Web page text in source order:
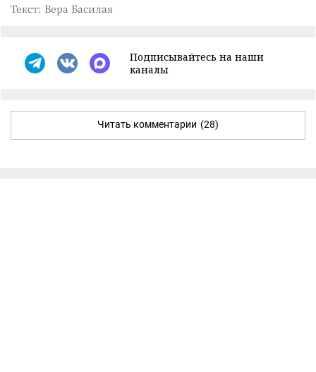
Текст: Вера Басилая
Подписывайтесь на наши
каналы
Читать комментарии (28)